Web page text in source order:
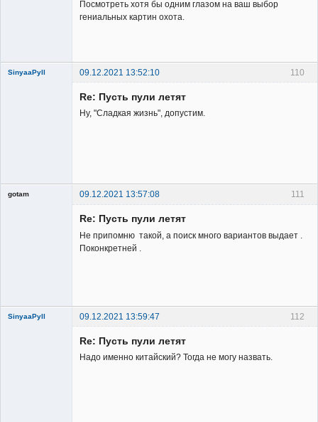
Посмотреть хотя бы одним глазом на ваш выбор
гениальных картин охота.
110
SinyaaPyll 09.12.2021 13:52:10
Re: Пусть пули летят
Ну, "Сладкая жизнь", допустим.
111
gotam
09.12.2021 13:57:08
Re: Пусть пули летят
Не припомню такой, а поиск много вариантов выдает .
Поконкретней .
112
SinyaaPyll 09.12.2021 13:59:47
Re: Пусть пули летят
Надо именно китайский? Тогда не могу назвать.